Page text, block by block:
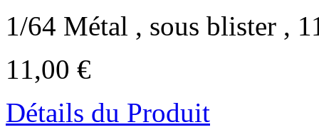
1/64 Métal , sous blister ,
11,00 €
Détails du Produit